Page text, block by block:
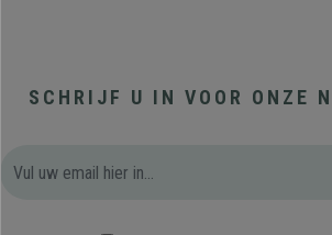
SCHRIJF U IN VOOR ONZE